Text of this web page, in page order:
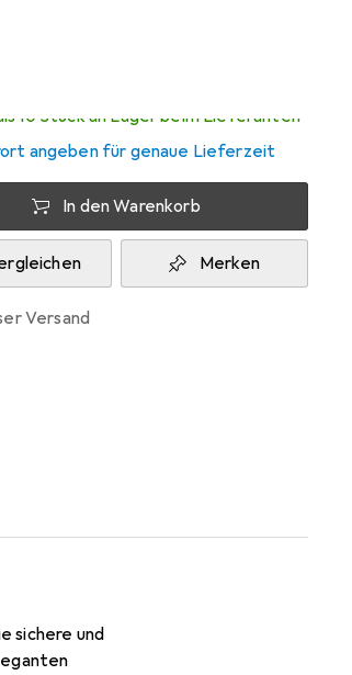
10 Stück an Lager beim Lieferanten
angeben für genaue Lieferzeit
In den Warenkorb
Merken
Versand
sichere und